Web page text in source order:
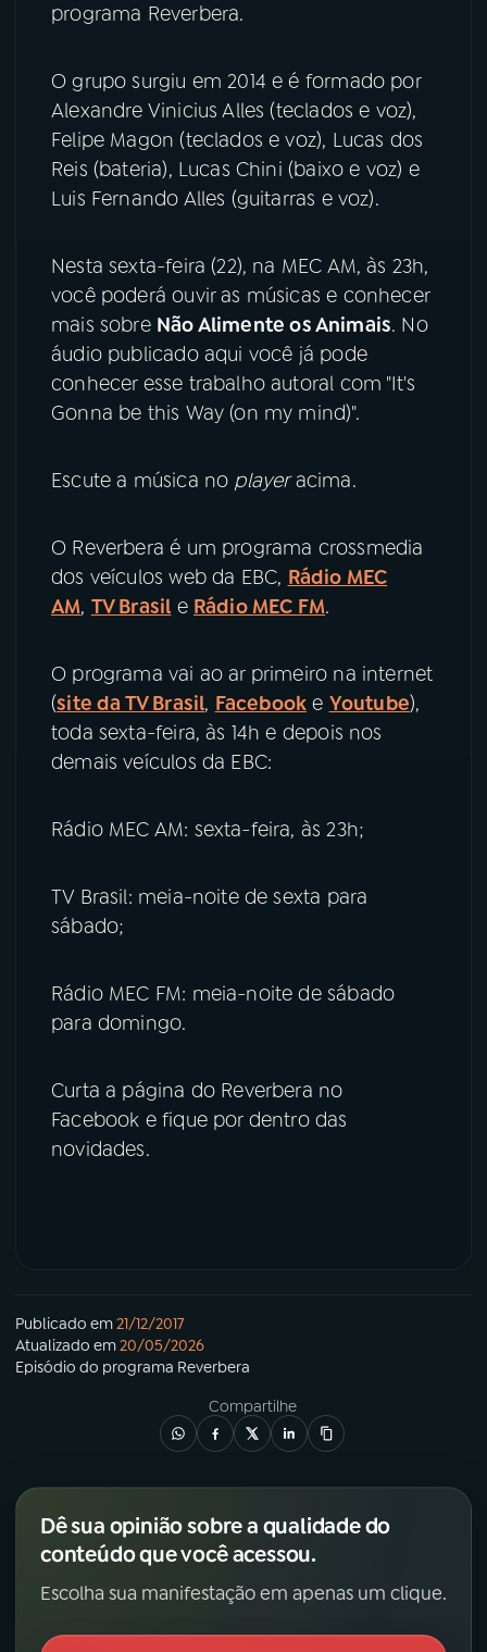
TikTok
programa Reverbera.
O grupo surgiu em 2014 e é formado por
Alexandre Vinicius Alles (teclados e voz),
Felipe Magon (teclados e voz), Lucas dos
Reis (bateria), Lucas Chini (baixo e voz) e
Luis Fernando Alles (guitarras e voz).
Nesta sexta-feira (22), na MEC AM, às 23h,
você poderá ouvir as músicas e conhecer
mais sobre Não Alimente os Animais. No
áudio publicado aqui você já pode
conhecer esse trabalho autoral com "It's
Gonna be this Way (on my mind)".
Escute a música no playeracima.
O Reverbera é um programa crossmedia
dos veículos web da EBC, Rádio MEC
AM, TV Brasil e Rádio MEC FM.
O programa vai ao ar primeiro na internet
(site da TV Brasil, Facebook e Youtube),
toda sexta-feira, às 14h e depois nos
demais veículos da EBC:
Rádio MEC AM: sexta-feira, às 23h;
TV Brasil: meia-noite de sexta para
sábado;
Rádio MEC FM: meia-noite de sábado
para domingo.
Curta a página do Reverbera no
Facebook e fique por dentro das
novidades.
Publicado em21/12/2017
Atualizado em20/05/2026
Episódio do programa Reverbera
Compartilhe
Dê sua opinião sobre a qualidade do
conteúdo que você acessou.
Escolha sua manifestação em apenas um clique.